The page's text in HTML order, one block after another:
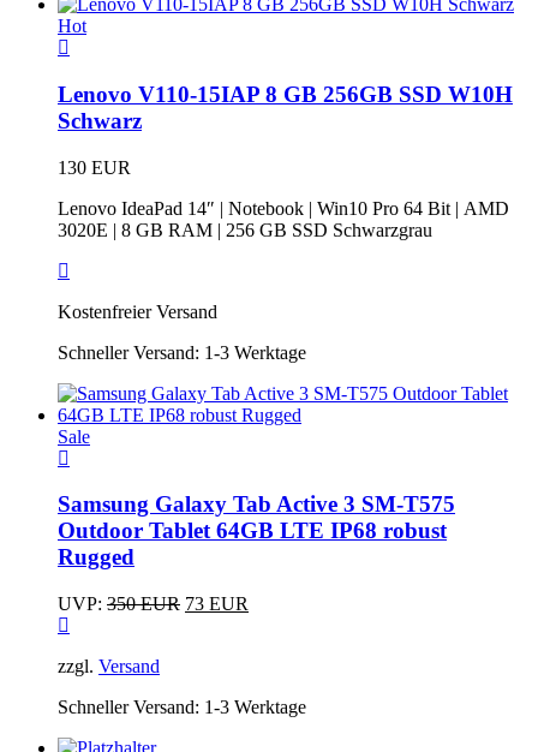
Hot
Lenovo V110-15IAP 8 GB 256GB SSD W10H
Schwarz
130 EUR
Lenovo IdeaPad 14″ | Notebook | Win10 Pro 64 Bit | AMD
3020E | 8 GB RAM | 256 GB SSD Schwarzgrau
Kostenfreier Versand
Schneller Versand: 1-3 Werktage
Sale
Samsung Galaxy Tab Active 3 SM-T575
Outdoor Tablet 64GB LTE IP68 robust
Rugged
UVP: 350EUR Ursprünglicher
73 EUR
zzgl. Versand
Schneller Versand: 1-3 Werktage